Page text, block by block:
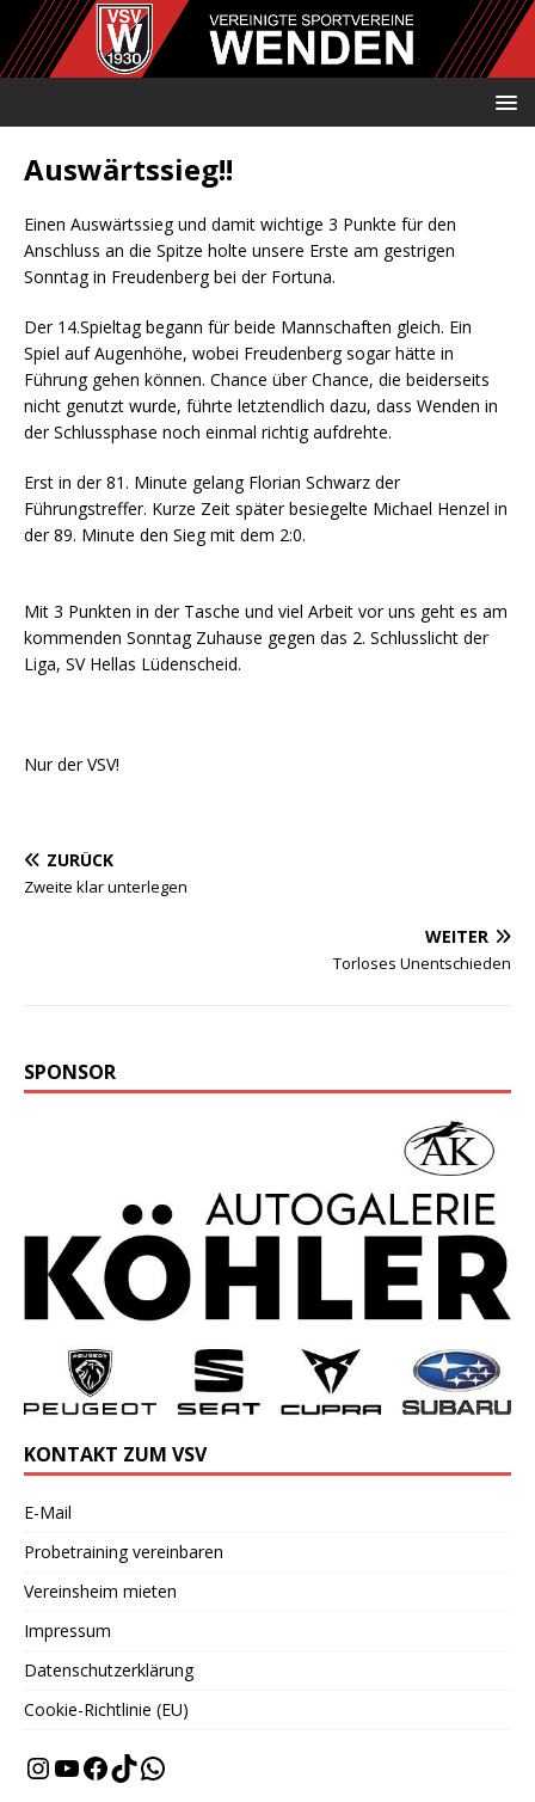
Auswärtssieg!!
Einen Auswärtssieg und damit wichtige 3 Punkte für den
Anschluss an die Spitze holte unsere Erste am gestrigen
Sonntag in Freudenberg bei der Fortuna.
Der 14.Spieltag begann für beide Mannschaften gleich. Ein
Spiel auf Augenhöhe, wobei Freudenberg sogar hätte in
Führung gehen können. Chance über Chance, die beiderseits
nicht genutzt wurde, führte letztendlich dazu, dass Wenden in
der Schlussphase noch einmal richtig aufdrehte.
Erst in der 81. Minute gelang Florian Schwarz der
Führungstreffer. Kurze Zeit später besiegelte Michael Henzel in
der 89. Minute den Sieg mit dem 2:0.
Mit 3 Punkten in der Tasche und viel Arbeit vor uns geht es am
kommenden Sonntag Zuhause gegen das 2. Schlusslicht der
Liga, SV Hellas Lüdenscheid.
Nur der VSV!
ZURÜCK
Zweite klar unterlegen
WEITER
Torloses Unentschieden
SPONSOR
KONTAKT ZUM VSV
E-Mail
Probetraining vereinbaren
Vereinsheim mieten
Impressum
Datenschutzerklärung
Cookie-Richtlinie (EU)